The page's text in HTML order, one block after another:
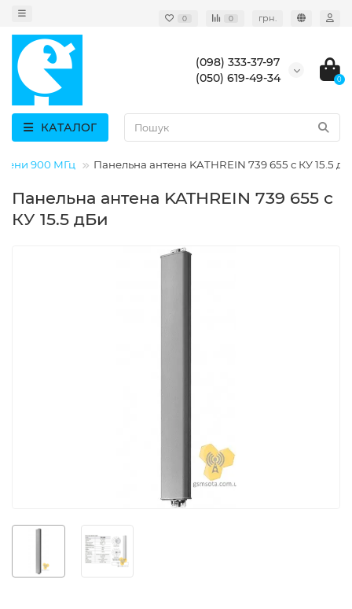
0 0 грн.
(098) 333-37-97
(050) 619-49-34
0
КАТАЛОГ
900 МГц Панельна антена KATHREIN 739 655 с КУ 15.5
Панельна антена KATHREIN 739 655 с
КУ 15.5 дБи